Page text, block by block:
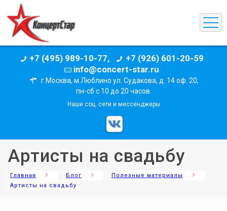
+7 (495) 989-10-77,
+7 (926) 601-20-59
info@concert-star.ru
г.Москва, м.Люблино ул. Судакова, д. 14 оф. 20,
пн-сб с 10 до 20 часов.
Наши соц. сети и мессенджеры
Артисты на свадьбу
Главная Блог
Полезные материалы
Артисты на свадьбу